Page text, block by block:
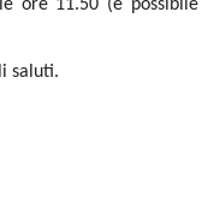
ore 11.50 (è possibile
saluti.